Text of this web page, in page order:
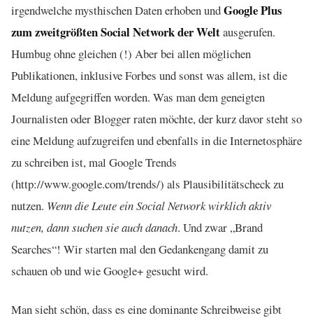
irgendwelche mysthischen Daten erhoben undGoogle Plus
zum zweitgrößten Social Network der Weltausgerufen.
Humbug ohne gleichen (!) Aber bei allen möglichen
Publikationen, inklusive Forbes und sonst was allem, ist die
Meldung aufgegriffen worden. Was man dem geneigten
Journalisten oder Blogger raten möchte, der kurz davor steht so
eine Meldung aufzugreifen und ebenfalls in die Internetosphäre
zu schreiben ist, mal Google Trends
(http://www.google.com/trends/) als Plausibilitätscheck zu
nutzen. Wenn die Leute ein Social Network wirklich aktiv
nutzen, dann suchen sie auch danach. Und zwar „Brand
Searches“! Wir starten mal den Gedankengang damit zu
schauen ob und wie Google+ gesucht wird.
Man sieht schön, dass es eine dominante Schreibweise gibt